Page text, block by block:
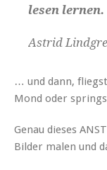
lesen lernen.
Astrid
… und dann,
Mond oder
Genau dieses
Bilder malen und